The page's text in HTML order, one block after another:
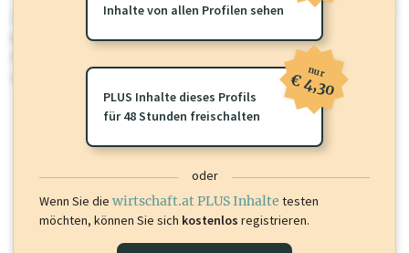
wirtschaft.at PLUS
Für dieses Profil gibt es zusätzlichewirtschaft.at PLUS Inhalte
Sie momentan nicht einsehen können. Schalten Sie dieses Profil frei
oder loggen Sie sich ein um diese Inhalte zu sehen.
Inhalte von allen Profilen sehen
PLUS Inhalte dieses Profils
für 48 Stunden freischalten
nur
€ 4,30
oder
Wenn Sie die wirtschaft.at PLUS Inhalte testen
möchten, können Sie sich kostenlos registrieren.